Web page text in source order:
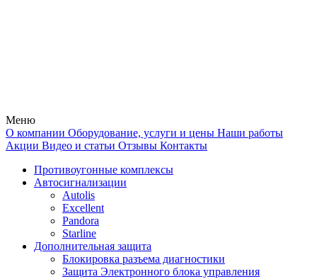
Меню
О компании Оборудование, услуги и цены Наши работы
Акции Видео и статьи Отзывы Контакты
Противоугонные комплексы
Автосигнализации
Autolis
Excellent
Pandora
Starline
Дополнительная защита
Блокировка разъема диагностики
Защита Электронного блока управления